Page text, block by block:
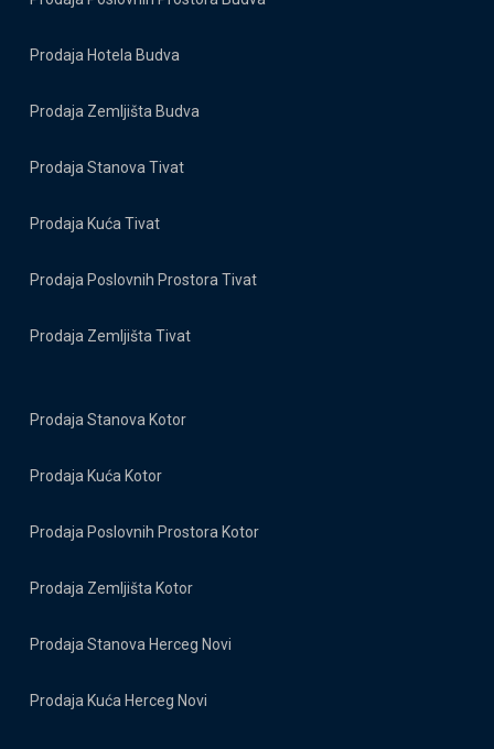
Prodaja Hotela Budva
Prodaja Zemljišta Budva
Prodaja Stanova Tivat
Prodaja Kuća Tivat
Prodaja Poslovnih Prostora Tivat
Prodaja Zemljišta Tivat
Prodaja Stanova Kotor
Prodaja Kuća Kotor
Prodaja Poslovnih Prostora Kotor
Prodaja Zemljišta Kotor
Prodaja Stanova Herceg Novi
Prodaja Kuća Herceg Novi